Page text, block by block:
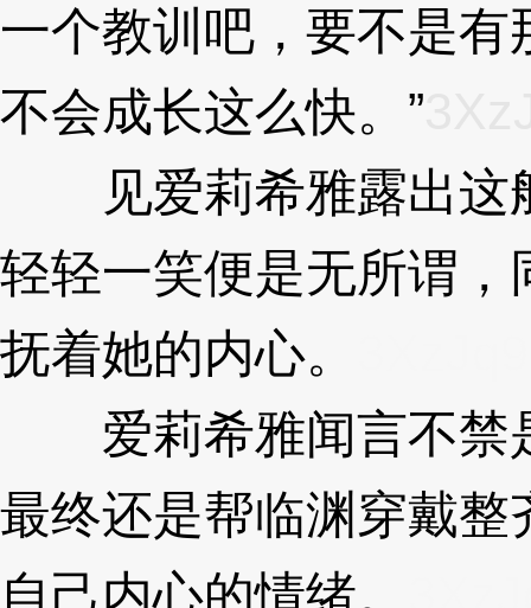
一个教训吧，要不是
不会成长这么快。”
见爱莉希雅露出这
轻轻一笑便是无所谓
抚着她的内心。
爱莉希雅闻言不禁
最终还是帮临渊穿戴
自己内心的情绪。